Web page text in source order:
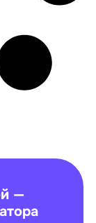
—